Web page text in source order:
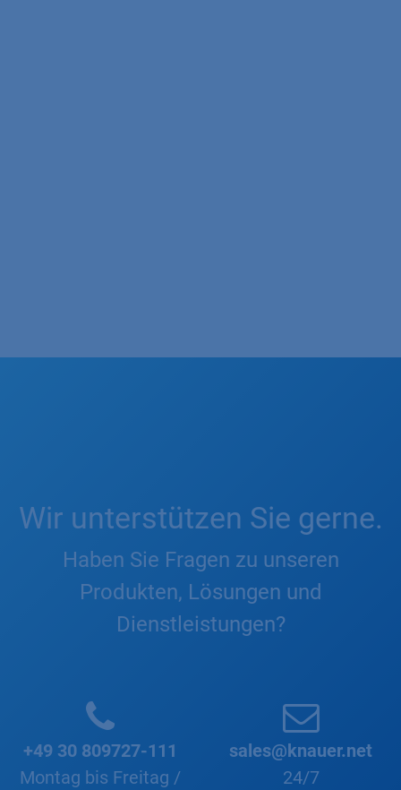
Wir unterstützen Sie gerne.
Haben Sie Fragen zu unseren
Produkten, Lösungen und
Dienstleistungen?
+49 30 809727-111
Montag bis Freitag /
sales@knauer.net
24/7